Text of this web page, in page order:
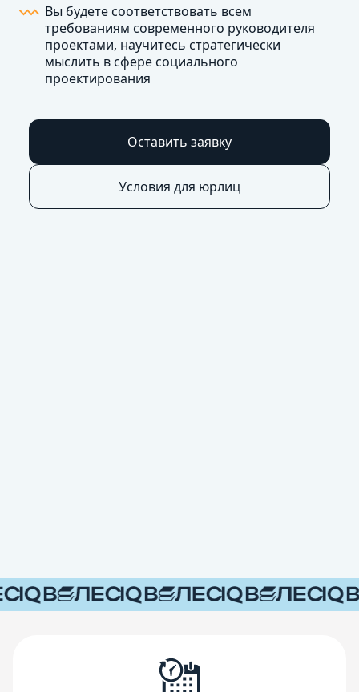
Вы будете соответствовать всем
требованиям современного руководителя
проектами, научитесь стратегически
мыслить в сфере социального
проектирования
Оставить заявку
Условия для юрлиц